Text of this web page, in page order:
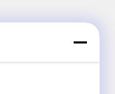
십시